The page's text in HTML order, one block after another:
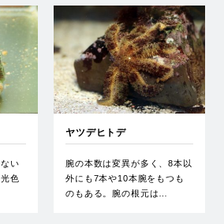
い
色
ヤツデヒトデ
腕の本数は変異が多く、8本以
外にも7本や10本腕をもつも
のもある。腕の根元は…